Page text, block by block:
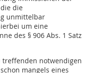
die
unmittelbar
um eine
des § 906 Abs. 1 Satz
treffenden notwendigen
mangels eines